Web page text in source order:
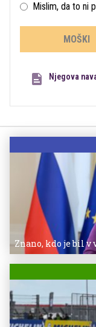
Mislim, da to ni
MOŠKI
Njegova
Znano, kdo je bil v